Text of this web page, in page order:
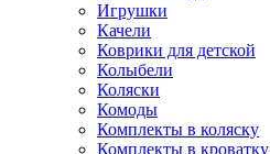
Игрушки
Качели
Коврики для детской
Колыбели
Коляски
Комоды
Комплекты в коляску
Комплекты в кроватку